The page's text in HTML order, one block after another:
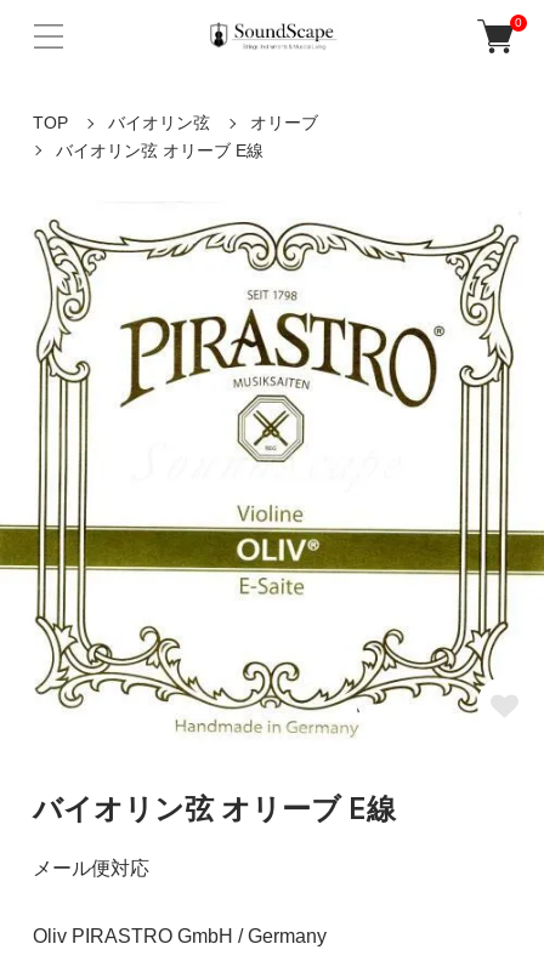
0
TOP バイオリン弦
オリーブ
バイオリン弦 オリーブ E線
バイオリン弦 オリーブ E線
メール便対応
Oliv PIRASTRO GmbH / Germany